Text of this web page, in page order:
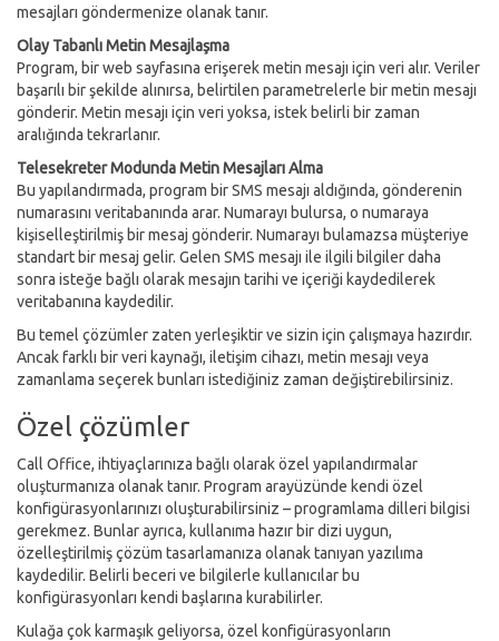
mesajları göndermenize olanak tanır.
Olay Tabanlı Metin Mesajlaşma
Program, bir web sayfasına erişerek metin mesajı için veri alır. Veriler
başarılı bir şekilde alınırsa, belirtilen parametrelerle bir metin mesajı
gönderir. Metin mesajı için veri yoksa, istek belirli bir zaman
aralığında tekrarlanır.
Telesekreter Modunda Metin Mesajları Alma
Bu yapılandırmada, program bir SMS mesajı aldığında, gönderenin
numarasını veritabanında arar. Numarayı bulursa, o numaraya
kişiselleştirilmiş bir mesaj gönderir. Numarayı bulamazsa müşteriye
standart bir mesaj gelir. Gelen SMS mesajı ile ilgili bilgiler daha
sonra isteğe bağlı olarak mesajın tarihi ve içeriği kaydedilerek
veritabanına kaydedilir.
Bu temel çözümler zaten yerleşiktir ve sizin için çalışmaya hazırdır.
Ancak farklı bir veri kaynağı, iletişim cihazı, metin mesajı veya
zamanlama seçerek bunları istediğiniz zaman değiştirebilirsiniz.
Özel çözümler
Call Office, ihtiyaçlarınıza bağlı olarak özel yapılandırmalar
oluşturmanıza olanak tanır. Program arayüzünde kendi özel
konfigürasyonlarınızı oluşturabilirsiniz – programlama dilleri bilgisi
gerekmez. Bunlar ayrıca, kullanıma hazır bir dizi uygun,
özelleştirilmiş çözüm tasarlamanıza olanak tanıyan yazılıma
kaydedilir. Belirli beceri ve bilgilerle kullanıcılar bu
konfigürasyonları kendi başlarına kurabilirler.
Kulağa çok karmaşık geliyorsa, özel konfigürasyonların